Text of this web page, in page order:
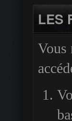
LES
Vous